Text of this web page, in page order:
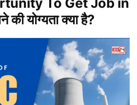
To Get Job in
की योग्यता क्या है?